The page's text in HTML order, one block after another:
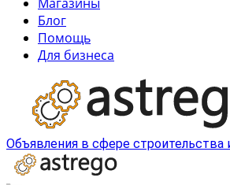
Блог
Помощь
Для бизнеса
Объявления в сфере